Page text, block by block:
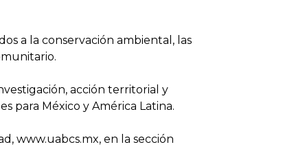
a la conservación ambiental, las
acción territorial y
para México y América Latina.
www.uabcs.mx, en la sección